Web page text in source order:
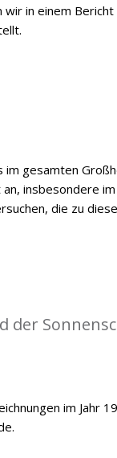
in einem Bericht
im gesamten
insbesondere
die zu
der
im Jahr